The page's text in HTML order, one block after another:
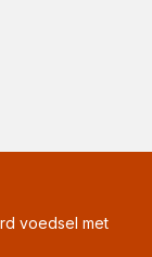
voedsel met